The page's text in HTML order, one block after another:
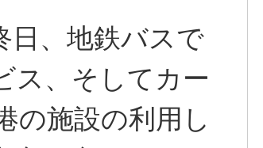
、地鉄バスで
ス、そしてカー
の施設の利用し